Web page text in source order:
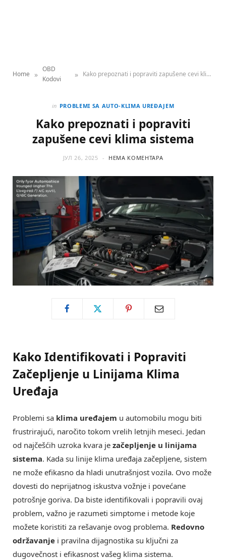
Home »
OBD
Kodovi
» Kako prepoznati i popraviti zapušene cevi klima sistema
in PROBLEMI SA AUTO-KLIMA UREĐAJEM
Kako prepoznati i popraviti
zapušene cevi klima sistema
ЈУЛ 26, 2025 НЕМА КОМЕНТАРА
Kako Identifikovati i Popraviti
Začepljenje u Linijama Klima
Uređaja
Problemi sa klima uređajem u automobilu mogu biti
frustrirajući, naročito tokom vrelih letnjih meseci. Jedan
od najčešćih uzroka kvara je začepljenje u linijama
sistema. Kada su linije klima uređaja začepljene, sistem
ne može efikasno da hladi unutrašnjost vozila. Ovo može
dovesti do neprijatnog iskustva vožnje i povećane
potrošnje goriva. Da biste identifikovali i popravili ovaj
problem, važno je razumeti simptome i metode koje
možete koristiti za rešavanje ovog problema. Redovno
održavanje i pravilna dijagnostika su ključni za
dugovečnost i efikasnost vašeg klima sistema.